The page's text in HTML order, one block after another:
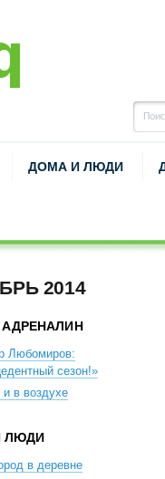
ДОМА И ЛЮДИ
2014
Любомиров:
сезон!»
в воздухе
ЛЮДИ
в деревне